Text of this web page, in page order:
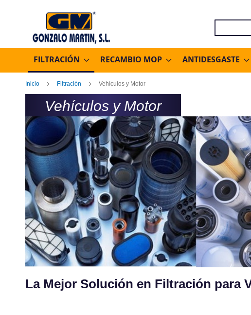
Buscar
FILTRACIÓN RECAMBIO MOP ANTIDESGASTE
Inicio Filtración Vehículos y Motor
Vehículos y Motor
La Mejor Solución en Filtración para